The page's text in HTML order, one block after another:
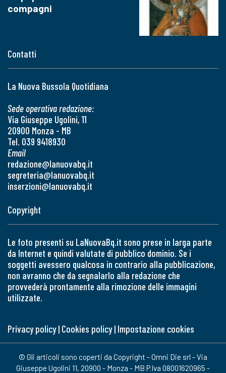
Contatti
La Nuova Bussola Quotidiana
Sede operativa redazione:
Via Giuseppe Ugolini, 11
20900 Monza - MB
Tel. 039 9418930
Email
redazione@lanuovabq.it
segreteria@lanuovabq.it
inserzioni@lanuovabq.it
compagni
Copyright
Le foto presenti su LaNuovaBq.it sono prese in larga parte
da Internet e quindi valutate di pubblico dominio. Se i
soggetti avessero qualcosa in contrario alla pubblicazione,
non avranno che da segnalarlo alla redazione che
provvederà prontamente alla rimozione delle immagini
utilizzate.
Privacy policy| Cookies policy| Impostazione cookies
© Gli articoli sono coperti da Copyright - Omni Die srl - Via
Giuseppe Ugolini 11, 20900 - Monza - MB P.Iva 08001620965 -